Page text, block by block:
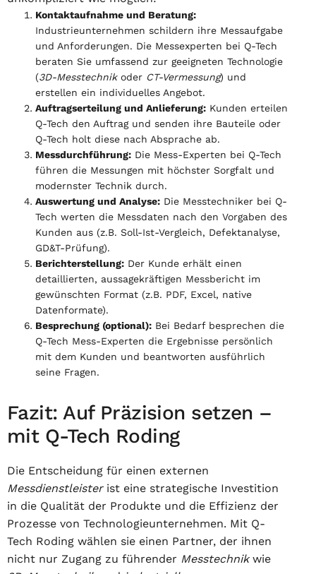
Kontaktaufnahme und Beratung:
Industrieunternehmen schildern ihre Messaufgabe
und Anforderungen. Die Messexperten bei Q-Tech
beraten Sie umfassend zur geeigneten Technologie
(3D-Messtechnikoder CT-Vermessung) und
erstellen ein individuelles Angebot.
Auftragserteilung und Anlieferung: Kunden erteilen
Q-Tech den Auftrag und senden ihre Bauteile oder
Q-Tech holt diese nach Absprache ab.
Messdurchführung: Die Mess-Experten bei Q-Tech
führen die Messungen mit höchster Sorgfalt und
modernster Technik durch.
Auswertung und Analyse: Die Messtechniker bei Q-
Tech werten die Messdaten nach den Vorgaben des
Kunden aus (z.B. Soll-Ist-Vergleich, Defektanalyse,
GD&T-Prüfung).
Berichterstellung: Der Kunde erhält einen
detaillierten, aussagekräftigen Messbericht im
gewünschten Format (z.B. PDF, Excel, native
Datenformate).
Besprechung (optional): Bei Bedarf besprechen die
Q-Tech Mess-Experten die Ergebnisse persönlich
mit dem Kunden und beantworten ausführlich
seine Fragen.
Fazit: Auf Präzision setzen –
mit Q-Tech Roding
Die Entscheidung für einen externen
Messdienstleisterist eine strategische Investition
in die Qualität der Produkte und die Effizienz der
Prozesse von Technologieunternehmen. Mit Q-
Tech Roding wählen sie einen Partner, der ihnen
nicht nur Zugang zu führender Messtechnikwie